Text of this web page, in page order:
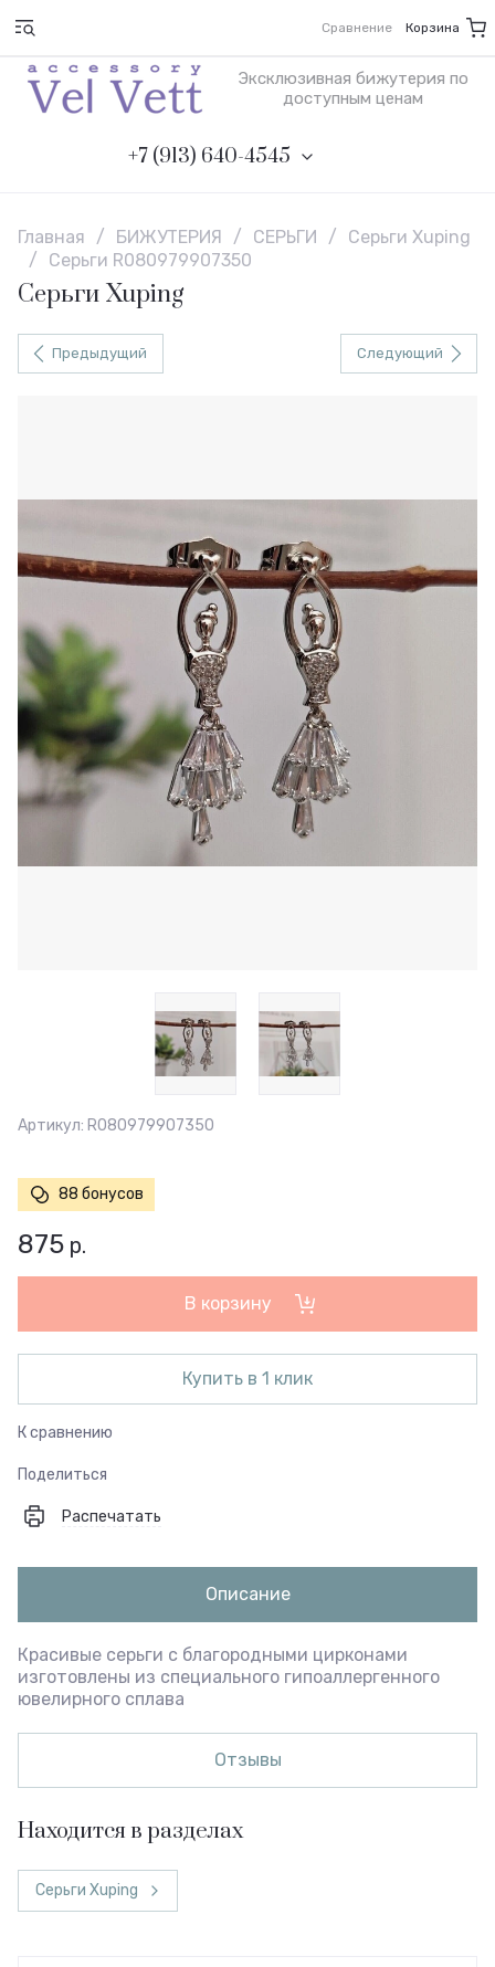
Сравнение Корзина
Эксклюзивная бижутерия по
доступным ценам
+7 (913) 640-4545
Главная / БИЖУТЕРИЯ / СЕРЬГИ /
Серьги Xuping
/
Серьги R080979907350
Серьги Xuping
Предыдущий Следующий
Артикул: R080979907350
88 бонусов
875 р.
В корзину
Купить в 1 клик
К сравнению
Поделиться
Распечатать
Описание
Красивые серьги с благородными цирконами
изготовлены из специального гипоаллергенного
ювелирного сплава
Отзывы
Находится в разделах
Серьги Xuping